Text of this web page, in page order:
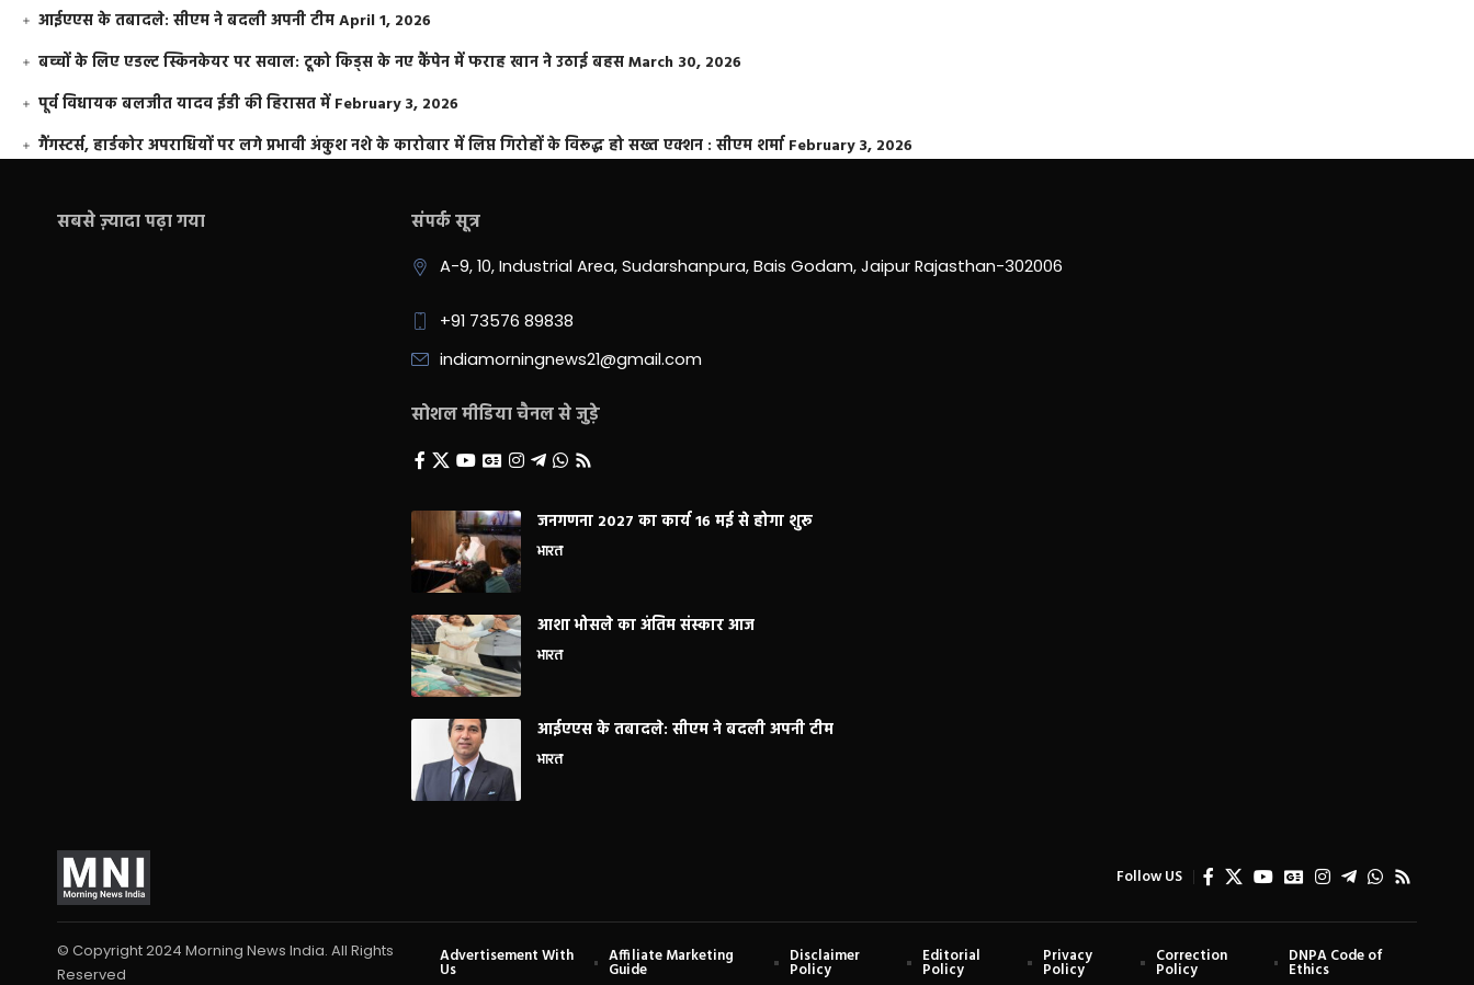
आईएएस के तबादले: सीएम ने बदली अपनी टीमApril 1, 2026
बच्चों के लिए एडल्ट स्किनकेयर पर सवाल: टूको किड्स के नए कैंपेन में फराह खान ने उठाई बहसMarch 30, 2026
पूर्व विधायक बलजीत यादव ईडी की हिरासत में February 3, 2026
गैंगस्टर्स, हार्डकोर अपराधियों पर लगे प्रभावी अंकुश नशे के कारोबार में लिप्त गिरोहों के विरूद्ध हो सख्त एक्शन : सीएम शर्मा February 3, 2026
सबसे ज़्यादा पढ़ा गया संपर्क सूत्र
A-9, 10, Industrial Area, Sudarshanpura, Bais Godam, Jaipur Rajasthan-302006
+91 73576 89838
indiamorningnews21@gmail.com
सोशल मीडिया चैनल से जुड़े
जनगणना 2027 का कार्य 16 मई से होगा शुरू
भारत
आशा भोसले का अंतिम संस्कार आज
भारत
आईएएस के तबादले: सीएम ने बदली अपनी टीम
भारत
Follow US
© Copyright 2024 Morning News India. All Rights
Reserved
Advertisement With
Us
Affiliate Marketing
Guide
Disclaimer
Policy
Editorial
Policy
Privacy
Policy
Correction
Policy
DNPA Code of
Ethics